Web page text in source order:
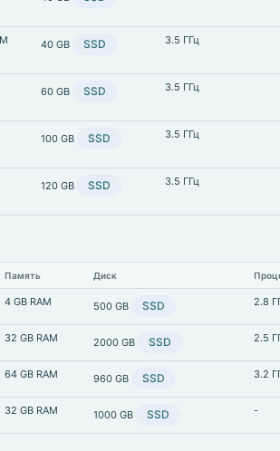
40 GB SSD 3.5 ГГц
60 GB SSD 3.5 ГГц
100 GB SSD 3.5 ГГц
120 GB SSD 3.5 ГГц
Память Диск
4 GB RAM 500 GB SSD 2.8
32 GB RAM 2000 GB SSD 2.5
64 GB RAM 960 GB SSD 3.2
32 GB RAM 1000 GB SSD -